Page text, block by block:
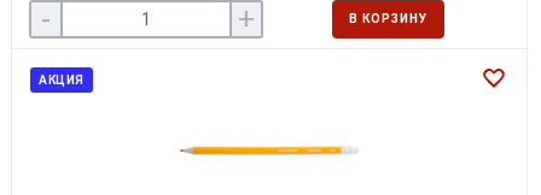
- + В КОРЗИНУ
АКЦИЯ